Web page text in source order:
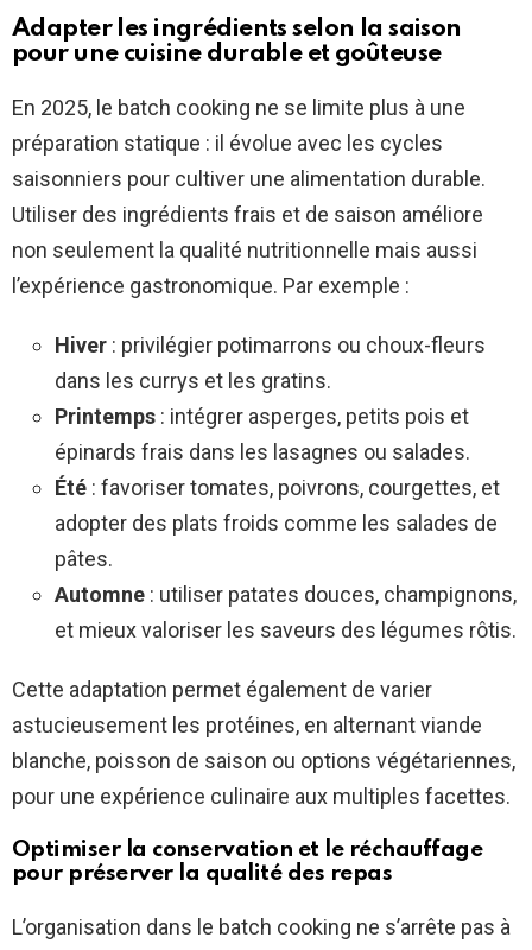
Adapter les ingrédients selon la saison
pour une cuisine durable et goûteuse
En 2025, le batch cooking ne se limite plus à une
préparation statique : il évolue avec les cycles
saisonniers pour cultiver une alimentation durable.
Utiliser des ingrédients frais et de saison améliore
non seulement la qualité nutritionnelle mais aussi
l’expérience gastronomique. Par exemple :
Hiver : privilégier potimarrons ou choux-fleurs
dans les currys et les gratins.
Printemps : intégrer asperges, petits pois et
épinards frais dans les lasagnes ou salades.
Été : favoriser tomates, poivrons, courgettes, et
adopter des plats froids comme les salades de
pâtes.
Automne : utiliser patates douces, champignons,
et mieux valoriser les saveurs des légumes rôtis.
Cette adaptation permet également de varier
astucieusement les protéines, en alternant viande
blanche, poisson de saison ou options végétariennes,
pour une expérience culinaire aux multiples facettes.
Optimiser la conservation et le réchauffage
pour préserver la qualité des repas
L’organisation dans le batch cooking ne s’arrête pas à